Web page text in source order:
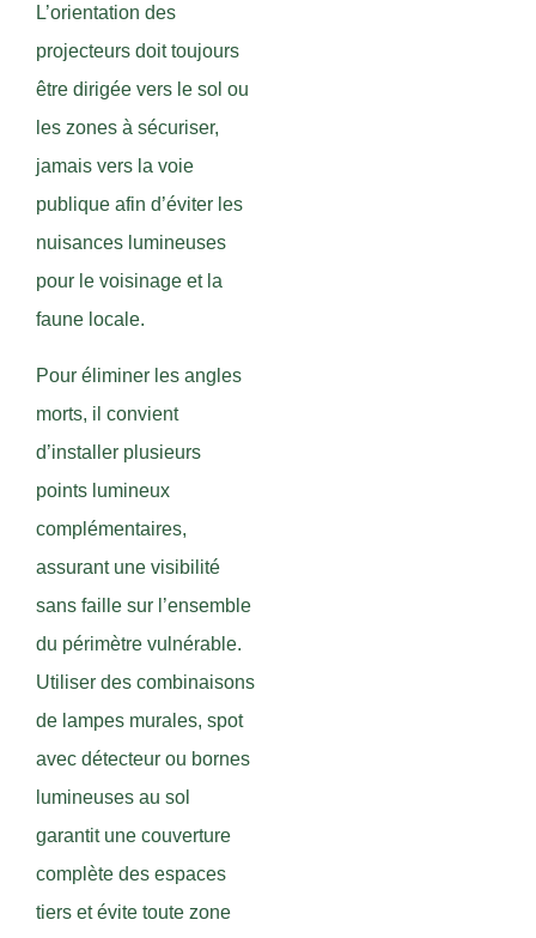
L’orientation des
projecteurs doit toujours
être dirigée vers le sol ou
les zones à sécuriser,
jamais vers la voie
publique afin d’éviter les
nuisances lumineuses
pour le voisinage et la
faune locale.
Pour éliminer les angles
morts, il convient
d’installer plusieurs
points lumineux
complémentaires,
assurant une visibilité
sans faille sur l’ensemble
du périmètre vulnérable.
Utiliser des combinaisons
de lampes murales, spot
avec détecteur ou bornes
lumineuses au sol
garantit une couverture
complète des espaces
tiers et évite toute zone